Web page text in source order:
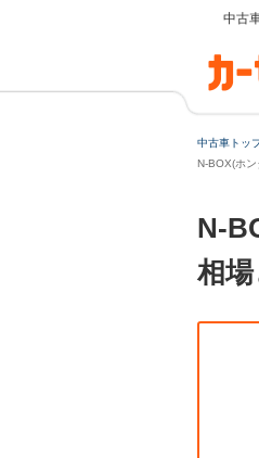
中古
中古車トッ
N-BOX(ホ
N-
相